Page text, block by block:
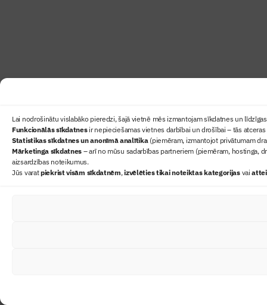
Lai nodrošinātu vislabāko pieredzi, šajā vietnē mēs izmantojam sīkdatnes un
Funkcionālās sīkdatnesir nepieciešamas vietnes darbībai un drošībai – tās
Statistikas sīkdatnes un anonīmā analītika(piemēram, izmantojot privātumam
Mārketinga sīkdatnes – arī no mūsu sadarbības partneriem (piemēram, hostinga,
aizsardzības noteikumus.
Jūs varatpiekrist visām sīkdatnēm,izvēlēties tikai noteiktas kategorijasvai